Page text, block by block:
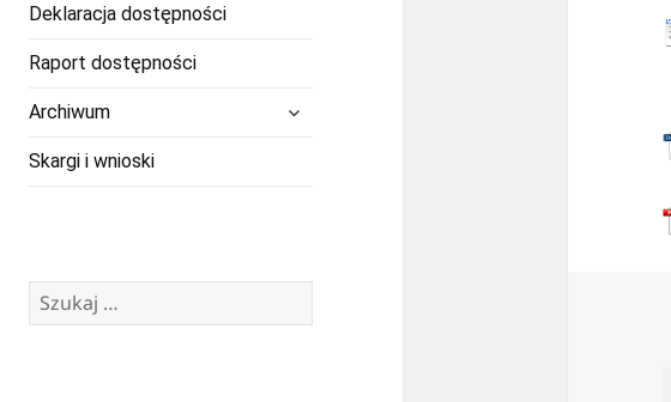
Deklaracja dostępności
Raport dostępności
Archiwum
Skargi i wnioski
Szukaj: